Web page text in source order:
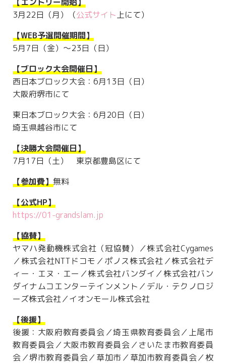
3月22日（月）（公式サイト上にて）
【WEB予選開催期間】
5月7日（金）～23日（日）
【ブロック大会開催日】
西日本ブロック大会：6月13日（日）
大阪府堺市にて
東日本ブロック大会：6月20日（日）
埼玉県越谷市にて
【決勝大会開催日】
7月17日（土） 東京都豊島区にて
【参加費】無料
【公式HP】
https://01-grandslam.jp
【協賛】
ヤマハ発動機株式会社（冠協賛）／株式会社Cygames
／株式会社NTTドコモ／ポノス株式会社／株式会社デ
ィー・エヌ・エー／株式会社バンダイ／株式会社バン
ダイナムコエンターテインメント／デル・テクノロジ
ーズ株式会社／イオンモール株式会社
【後援】
後援：大阪府教育委員会／埼玉県教育委員会／上尾市
教育委員会／大阪市教育委員会／さいたま市教育委員
会／堺市教育委員会／草加市／草加市教育委員会／枚